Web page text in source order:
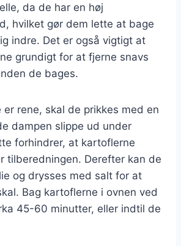
da de har en høj
hvilket gør dem lette at bage
indre. Det er også vigtigt at
grundigt for at fjerne snavs
de bages.
rene, skal de prikkes med en
dampen slippe ud under
forhindrer, at kartoflerne
tilberedningen. Derefter kan de
og drysses med salt for at
Bag kartoflerne i ovnen ved
45-60 minutter, eller indtil de